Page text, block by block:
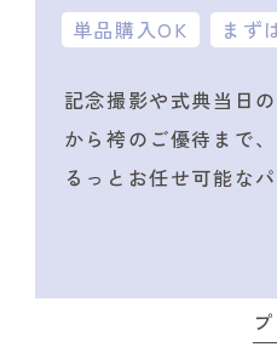
単品購入OK まず
記念撮影や式典当日の
から袴のご優待まで
るっとお任せ可能なパ